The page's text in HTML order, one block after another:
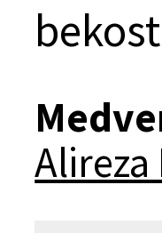
Alireza